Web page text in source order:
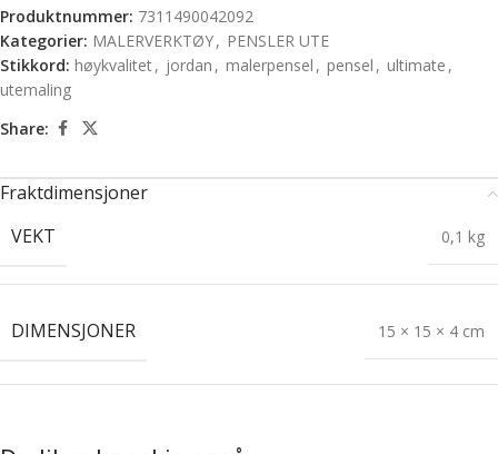
Produktnummer: 7311490042092
Kategorier: MALERVERKTØY, PENSLER UTE
Stikkord: høykvalitet, jordan , malerpensel , pensel , ultimate ,
utemaling
Share:
Fraktdimensjoner
VEKT
0,1 kg
DIMENSJONER 15 × 15 × 4 cm